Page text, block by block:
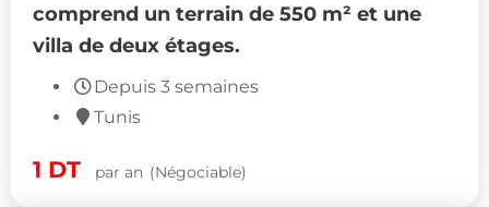
comprend un terrain de 550 m² et une
villa de deux étages.
Depuis 3 semaines
Tunis
1 DT par an (Négociable)